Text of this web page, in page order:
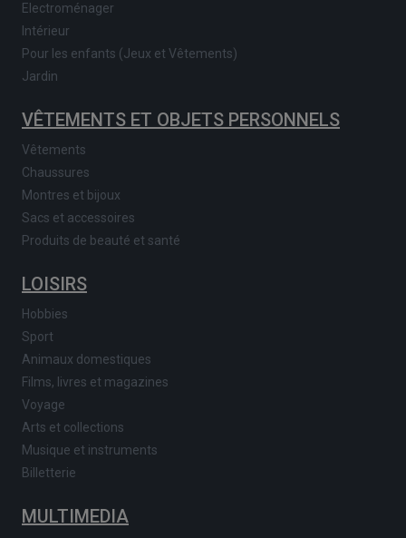
Electroménager
Intérieur
Pour les enfants (Jeux et Vêtements)
Jardin
VÊTEMENTS ET OBJETS PERSONNELS
Vêtements
Chaussures
Montres et bijoux
Sacs et accessoires
Produits de beauté et santé
LOISIRS
Hobbies
Sport
Animaux domestiques
Films, livres et magazines
Voyage
Arts et collections
Musique et instruments
Billetterie
MULTIMEDIA